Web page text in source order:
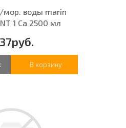
мор. воды marin
1 Ca 2500 мл
В корзину